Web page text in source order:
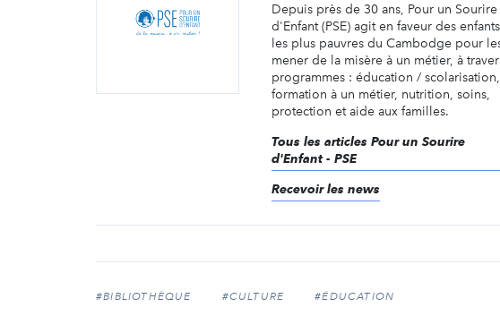
Depuis près de 30 ans, Pour un Sourire
d'Enfant (PSE) agit en faveur des enfants
les plus pauvres du Cambodge pour
mener de la misère à un métier, à
programmes : éducation / scolarisation,
formation à un métier, nutrition, soins,
protection et aide aux familles.
Tous les articles Pour un Sourire
d'Enfant - PSE
Recevoir les news
#BIBLIOTHÈQUE #CULTURE #ÉDUCATION